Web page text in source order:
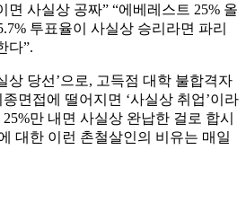
면 사실상 공짜” “에베레스트 25% 올
투표율이 사실상 승리라면 파리
다”.
상 당선’으로, 고득점 대학 불합격자
종면접에 떨어지면 ‘사실상 취업’이라
만 내면 사실상 완납한 걸로 합시
대한 이런 촌철살인의 비유는 매일